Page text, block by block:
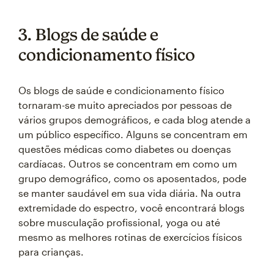
3. Blogs de saúde e
condicionamento físico
Os blogs de saúde e condicionamento físico
tornaram-se muito apreciados por pessoas de
vários grupos demográficos, e cada blog atende a
um público específico. Alguns se concentram em
questões médicas como diabetes ou doenças
cardíacas. Outros se concentram em como um
grupo demográfico, como os aposentados, pode
se manter saudável em sua vida diária. Na outra
extremidade do espectro, você encontrará blogs
sobre musculação profissional, yoga ou até
mesmo as melhores rotinas de exercícios físicos
para crianças.